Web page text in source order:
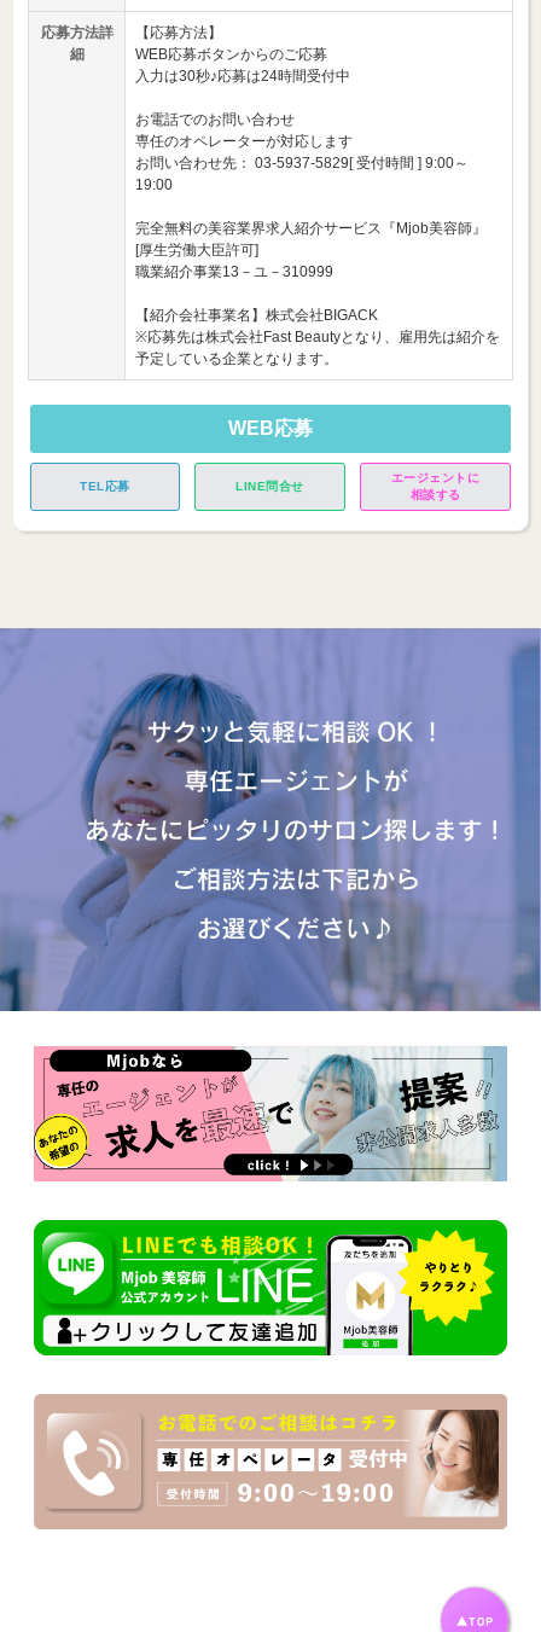
応募方法詳
細
【応募方法】
WEB応募ボタンからのご応募
入力は30秒♪応募は24時間受付中
お電話でのお問い合わせ
専任のオペレーターが対応します
お問い合わせ先： 03-5937-5829[ 受付時間 ] 9:00～
19:00
完全無料の美容業界求人紹介サービス『Mjob美容師』
[厚生労働大臣許可]
職業紹介事業13－ユ－310999
【紹介会社事業名】株式会社BIGACK
※応募先は株式会社Fast Beautyとなり、雇用先は紹介を
予定している企業となります。
WEB応募
TEL応募 LINE問合せ
エージェントに
相談する